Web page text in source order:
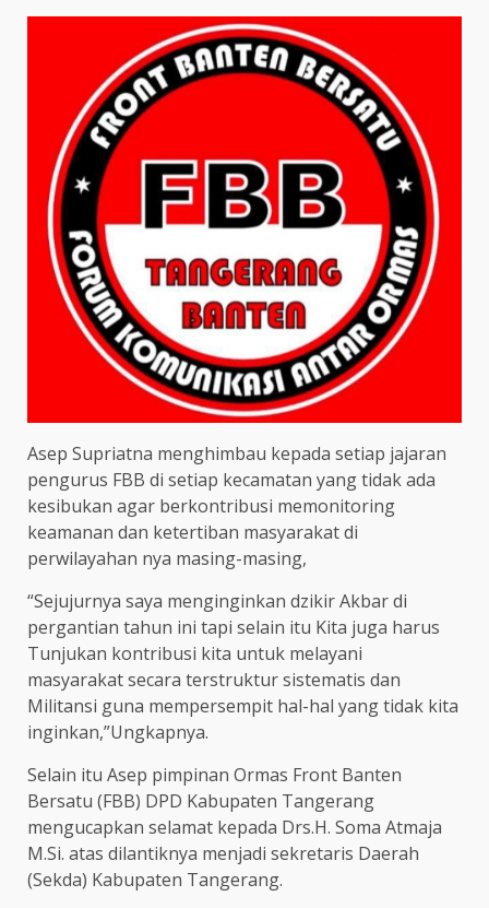
Asep Supriatna menghimbau kepada setiap jajaran
pengurus FBB di setiap kecamatan yang tidak ada
kesibukan agar berkontribusi memonitoring
keamanan dan ketertiban masyarakat di
perwilayahan nya masing-masing,
“Sejujurnya saya menginginkan dzikir Akbar di
pergantian tahun ini tapi selain itu Kita juga harus
Tunjukan kontribusi kita untuk melayani
masyarakat secara terstruktur sistematis dan
Militansi guna mempersempit hal-hal yang tidak kita
inginkan,”Ungkapnya.
Selain itu Asep pimpinan Ormas Front Banten
Bersatu (FBB) DPD Kabupaten Tangerang
mengucapkan selamat kepada Drs.H. Soma Atmaja
M.Si. atas dilantiknya menjadi sekretaris Daerah
(Sekda) Kabupaten Tangerang.